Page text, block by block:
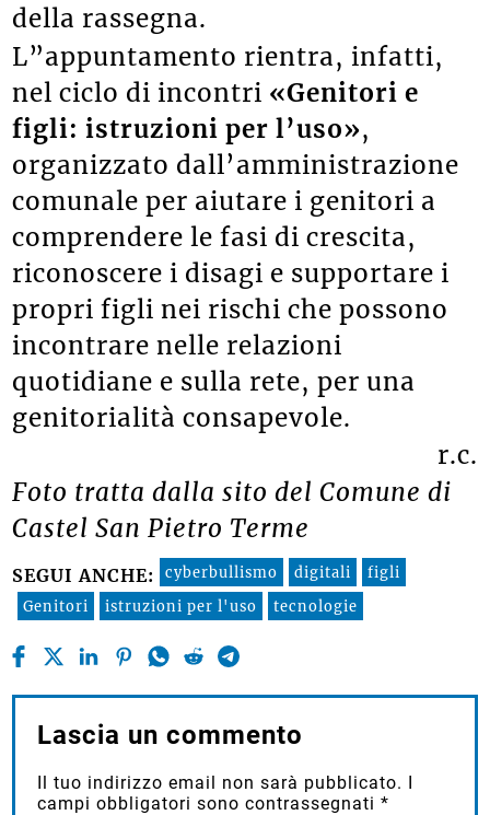
della rassegna.
L”appuntamento rientra, infatti,
nel ciclo di incontri «Genitori e
figli: istruzioni per l’uso»,
organizzato dall’amministrazione
comunale per aiutare i genitori a
comprendere le fasi di crescita,
riconoscere i disagi e supportare i
propri figli nei rischi che possono
incontrare nelle relazioni
quotidiane e sulla rete, per una
genitorialità consapevole.
r.c.
Foto tratta dalla sito del Comune di
Castel San Pietro Terme
SEGUI ANCHE: cyberbullismo digitali
figli
Genitori
istruzioni per l'uso tecnologie
Lascia un commento
Il tuo indirizzo email non sarà pubblicato. I
campi obbligatori sono contrassegnati*